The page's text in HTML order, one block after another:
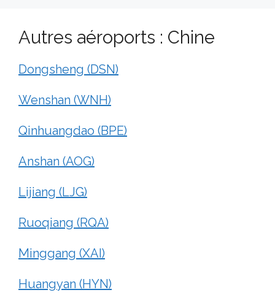
Autres aéroports : Chine
Dongsheng (DSN)
Wenshan (WNH)
Qinhuangdao (BPE)
Anshan (AOG)
Lijiang (LJG)
Ruoqiang (RQA)
Minggang (XAI)
Huangyan (HYN)